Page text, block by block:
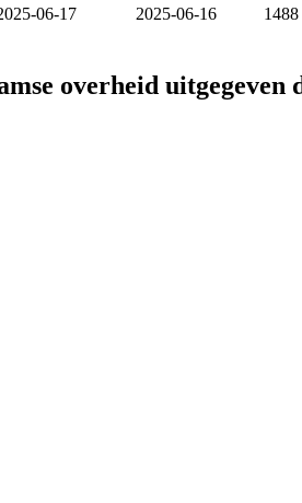
06-17 2025-06-16 1488
overheid uitgegeven